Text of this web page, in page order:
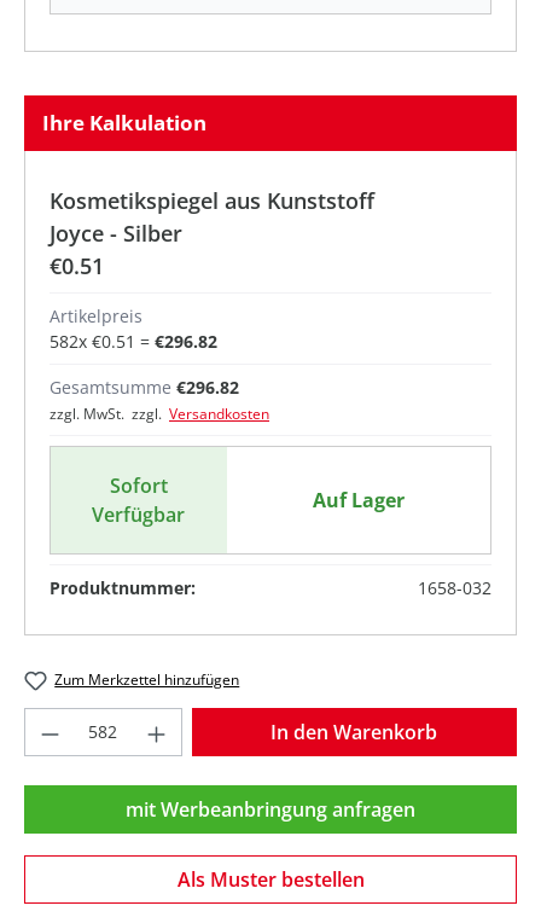
Ihre Kalkulation
Kosmetikspiegel aus Kunststoff
Joyce - Silber
€0.51
Artikelpreis
582x €0.51 = €296.82
Gesamtsumme €296.82
zzgl. MwSt. zzgl. Versandkosten
Sofort
Verfügbar
Auf Lager
Produktnummer: 1658-032
Zum Merkzettel hinzufügen
Produkt Anzahl: Gib den gewünschten
In den Warenkorb
mit Werbeanbringung anfragen
Als Muster bestellen